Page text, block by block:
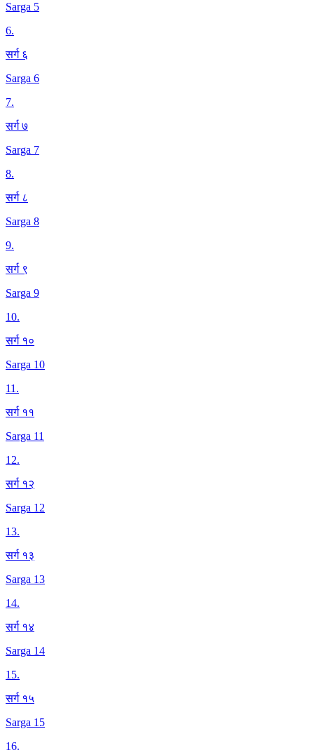
Sarga 5
6.
सर्ग ६
Sarga 6
7.
सर्ग ७
Sarga 7
8.
सर्ग ८
Sarga 8
9.
सर्ग ९
Sarga 9
10.
सर्ग १०
Sarga 10
11.
सर्ग ११
Sarga 11
12.
सर्ग १२
Sarga 12
13.
सर्ग १३
Sarga 13
14.
सर्ग १४
Sarga 14
15.
सर्ग १५
Sarga 15
16.